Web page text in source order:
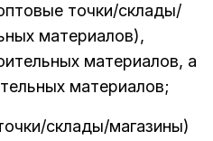
точки/склады/
материалов),
материалов, а
материалов;
склады/магазины)